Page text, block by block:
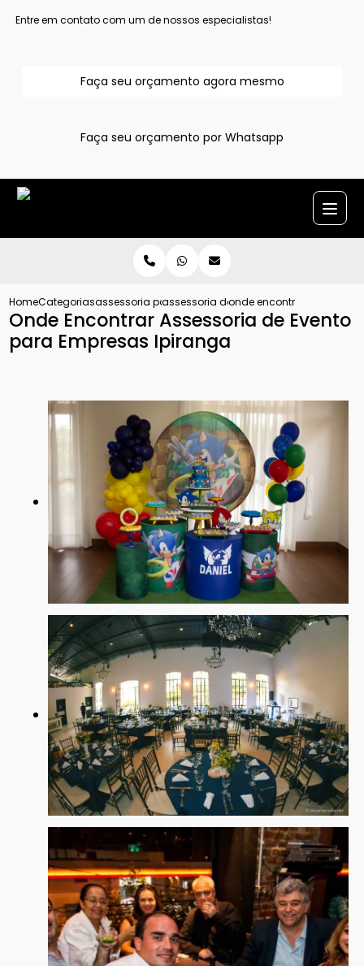
Entre em contato com um de nossos especialistas!
Faça seu orçamento agora mesmo
Faça seu orçamento por Whatsapp
HomeCategoriasassessoria para evento corporativo
assessoria de evento corporativo
onde encontrar
Onde Encontrar Assessoria de Evento
para Empresas Ipiranga